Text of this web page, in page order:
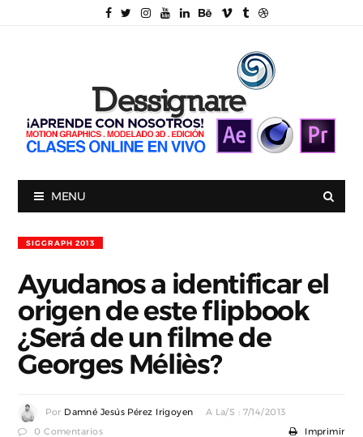
MENU
SIGGRAPH 2013
Ayudanos a identificar el
origen de este flipbook
¿Será de un filme de
Georges Méliès?
Por Damné Jesús Pérez Irigoyen A La/s : 7/14/2013
0 Comentarios Imprimir